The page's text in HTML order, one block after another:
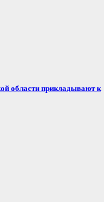
области прикладывают к